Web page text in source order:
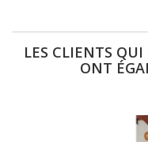
LES CLIENTS
ONT